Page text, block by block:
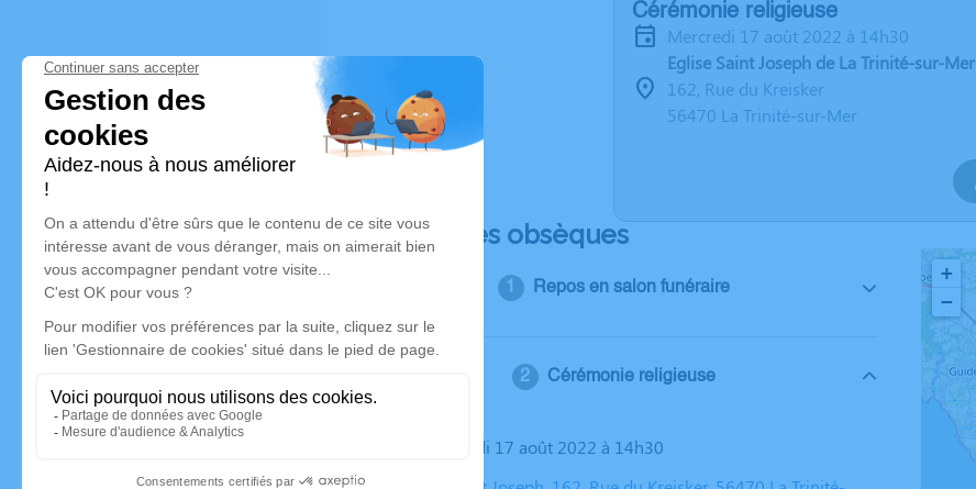
Cérémonie religieuse
mercredi 17 août 2022 à 14h30
Eglise Saint Joseph de La Trinité-sur-Mer
162, Rue du Kreisker
56470 La Trinité-sur-Mer
Déroulé des obsèques
Repos en salon funéraire
Cérémonie religieuse
Le mercredi 17 août 2022 à 14h30
+
−